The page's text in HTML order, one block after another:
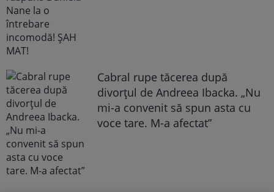
Cabral rupe tăcerea după
divorțul de Andreea Ibacka. „Nu
mi-a convenit să spun asta cu
voce tare. M-a afectat”